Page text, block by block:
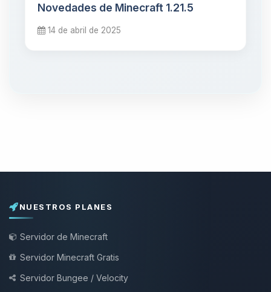
Novedades de Minecraft 1.21.5
14 de abril de 2025
NUESTROS PLANES
Servidor de Minecraft
Servidor Minecraft Gratis
Servidor Bungee / Velocity